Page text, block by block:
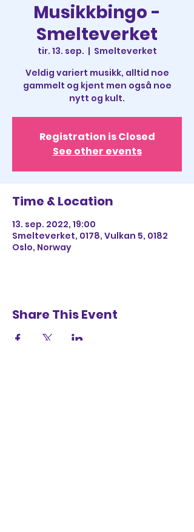
Musikkbingo -
Smelteverket
tir. 13. sep.
  |
Smelteverket
Veldig variert musikk, alltid noe
gammelt og kjent men også noe
nytt og kult.
Registration is Closed
See other events
Time & Location
13. sep. 2022, 19:00
Smelteverket, 0178, Vulkan 5, 0182
Oslo, Norway
Share This Event